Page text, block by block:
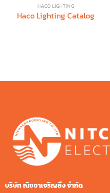
HACO LIGHTING
Haco Lighting Catalog
บริษัท ณิชชาเจริญยิ่ง จํากัด